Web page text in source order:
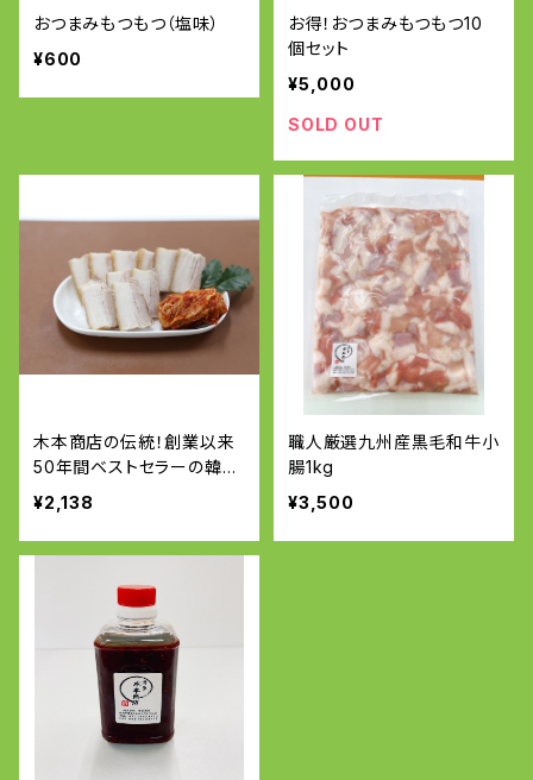
おつまみもつもつ（塩味）
¥600
お得！おつまみもつもつ10
個セット
¥5,000
SOLD OUT
木本商店の伝統！創業以来
50年間ベストセラーの韓国
式ゆがき豚（皮つきバラ）
¥2,138
職人厳選九州産黒毛和牛小
腸1kg
¥3,500